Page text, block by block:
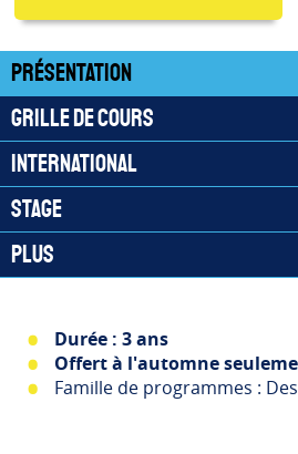
Présentation
Grille de cours
International
Stage
Plus
Durée : 3 ans
Offert à l'automne
Famille de programmes :